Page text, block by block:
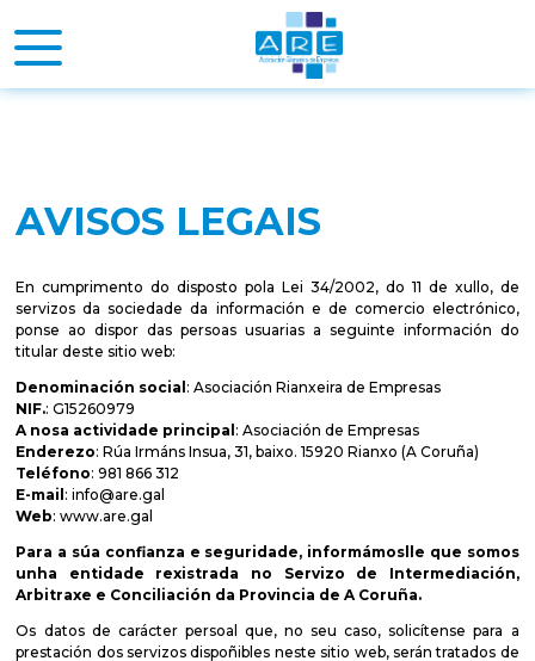
AVISOS LEGAIS
En cumprimento do disposto pola Lei 34/2002, do 11 de xullo, de
servizos da sociedadeda información e de comercio electrónico,
ponse ao dispor das persoas usuarias a seguinte información do
titular deste sitio web:
Denominación social : Asociación Rianxeira de Empresas
NIF.: G15260979
A nosa actividade principal : Asociación de Empresas
Enderezo: Rúa Irmáns Insua, 31, baixo. 15920 Rianxo (A Coruña)
Teléfono: 981 866 312
E-mail :info@are.gal
Web:www.are.gal
Para a súa confianza e seguridade, informámoslle que somos
unha entidade rexistrada no Servizo de Intermediación,
Arbitraxe e Conciliación da Provincia de A Coruña.
Os datos de carácter persoal que, no seu caso, solicítense para a
prestación dos servizos dispoñibles neste sitio web, serán tratados de